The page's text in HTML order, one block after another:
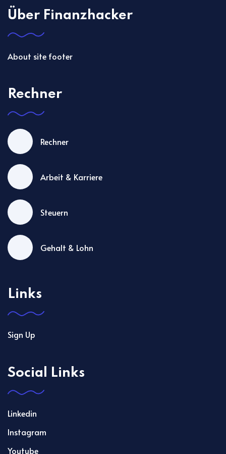
Über Finanzhacker
About site footer
Rechner
Rechner
Arbeit & Karriere
Steuern
Gehalt & Lohn
Links
Sign Up
Social Links
Linkedin
Instagram
Youtube